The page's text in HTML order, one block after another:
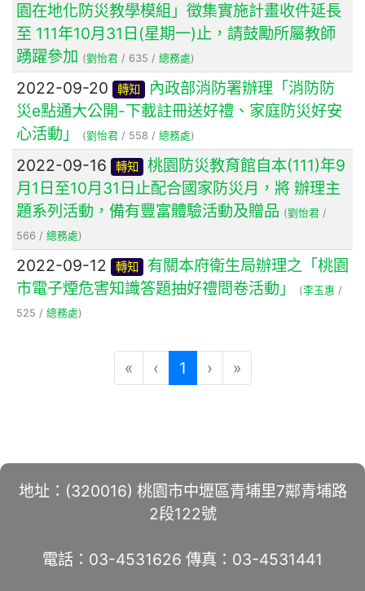
園在地化防災教學模組」徵集實施計畫收件延長
至 111年10月31日(星期一)止，請鼓勵所屬教師
踴躍參加 (劉怡君 / 635 / 總務處)
2022-09-20 轉知
內政部消防署辦理「消防防
災e點通大公開-下載註冊送好禮、家庭防災好安
心活動」
(劉怡君 / 558 / 總務處)
2022-09-16 轉知
桃園防災教育館自本(111)年9
月1日至10月31日止配合國家防災月，將 辦理主
題系列活動，備有豐富體驗活動及贈品 (劉怡君 /
566 / 總務處)
2022-09-12 轉知
有關本府衛生局辦理之「桃園
市電子煙危害知識答題抽好禮問卷活動」
(李玉惠 /
525 / 總務處)
« ‹ 1 (current)
› »
地址：(320016) 桃園市中壢區青埔里7鄰青埔路
2段122號
電話：03-4531626 傳真：03-4531441